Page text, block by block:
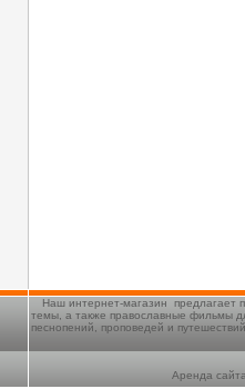
Наш интернет-магазин предлагает
темы, а также православные фильмы
песнопений, проповедей и
Аренда